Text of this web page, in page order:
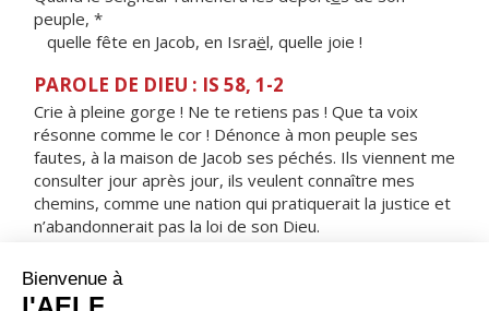
peuple, *
quelle fête en Jacob, en Israël, quelle joie !
PAROLE DE DIEU : IS 58, 1-2
Crie à pleine gorge ! Ne te retiens pas ! Que ta voix
résonne comme le cor ! Dénonce à mon peuple ses
fautes, à la maison de Jacob ses péchés. Ils viennent me
consulter jour après jour, ils veulent connaître mes
chemins, comme une nation qui pratiquerait la justice et
n’abandonnerait pas la loi de son Dieu.
RÉPONS
V/ Le sacrifice qui plaît à Dieu, c'est un esprit brisé :